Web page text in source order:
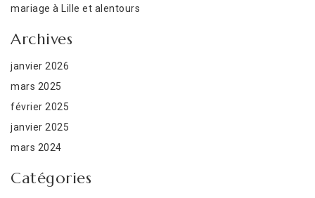
mariage à Lille et alentours
Archives
janvier 2026
mars 2025
février 2025
janvier 2025
mars 2024
Catégories